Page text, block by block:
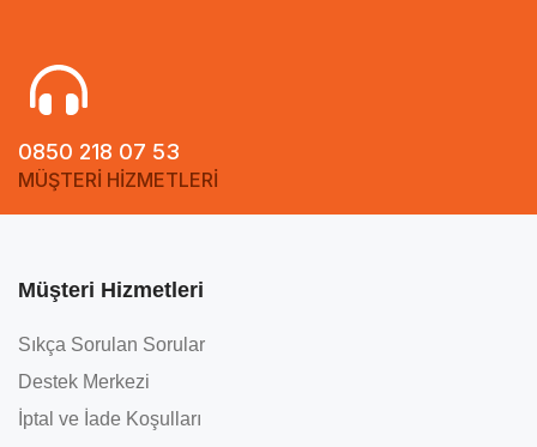
0850 218 07 53
MÜŞTERİ HİZMETLERİ
Müşteri Hizmetleri
Sıkça Sorulan Sorular
Destek Merkezi
İptal ve İade Koşulları